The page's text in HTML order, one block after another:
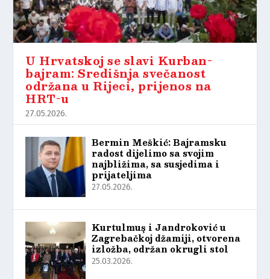
U Hrvatskoj se slavi Kurban-
bajram: Središnja svečanost
održana u Rijeci, prijenos na
HRT-u
27.05.2026.
Bermin Meškić: Bajramsku
radost dijelimo sa svojim
najbližima, sa susjedima i
prijateljima
27.05.2026.
Kurtulmuş i Jandroković u
Zagrebačkoj džamiji, otvorena
izložba, održan okrugli stol
25.03.2026.